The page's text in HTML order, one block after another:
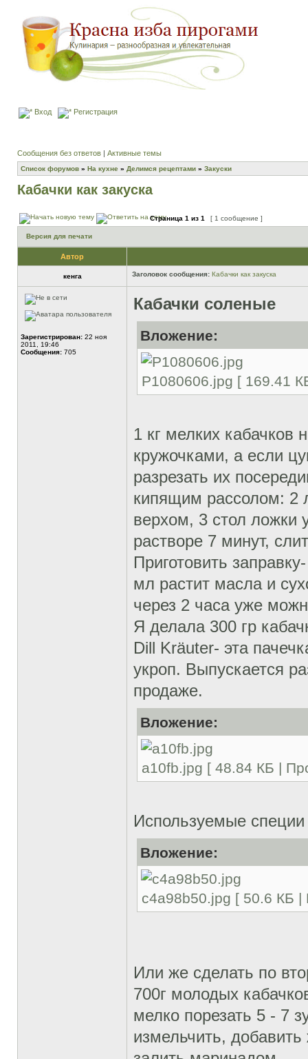
Вход Регистрация
Сообщения без ответов | Активные темы
Список форумов » На кухне » Делимся рецептами » Закуски
Кабачки как закуска
Страница 1 из 1 [ 1 сообщение ]
Версия для печати
Автор
кенга Заголовок сообщения: Кабачки как закуска
Зарегистрирован: 22 ноя
2011, 19:46
Сообщения: 705
Кабачки соленые
Вложение:
P1080606.jpg [ 169.41
1 кг мелких кабачков
кружочками, а если
разрезать их
кипящим рассолом: 2
верхом, 3 стол ложки
растворе 7 минут,
Приготовить
мл растит масла и
через 2 часа уже
Я делала 300 гр
Dill Kräuter- эта
укроп. Выпускается
продаже.
Вложение:
a10fb.jpg [ 48.84 КБ |
Используемые специи
Вложение:
c4a98b50.jpg [ 50.6 КБ
Или же сделать по
700г молодых
мелко порезать 5 - 7
измельчить,